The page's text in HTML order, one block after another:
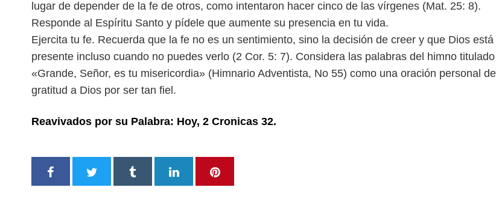
lugar de depender de la fe de otros, como intentaron hacer cinco de las vírgenes (Mat. 25: 8).
Responde al Espíritu Santo y pídele que aumente su presencia en tu vida.
Ejercita tu fe. Recuerda que la fe no es un sentimiento, sino la decisión de creer y que Dios está
presente incluso cuando no puedes verlo (2 Cor. 5: 7). Considera las palabras del himno titulado
«Grande, Señor, es tu misericordia» (Himnario Adventista, No 55) como una oración personal de
gratitud a Dios por ser tan fiel.
Reavivados por su Palabra: Hoy, 2 Cronicas 32.